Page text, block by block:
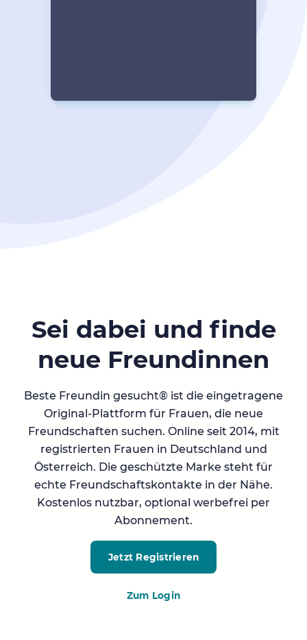
Sei dabei und finde
neue Freundinnen
Beste Freundin gesucht® ist die eingetragene
Original-Plattform für Frauen, die neue
Freundschaften suchen. Online seit 2014, mit
registrierten Frauen in Deutschland und
Österreich. Die geschützte Marke steht für
echte Freundschaftskontakte in der Nähe.
Kostenlos nutzbar, optional werbefrei per
Abonnement.
Jetzt Registrieren
Zum Login